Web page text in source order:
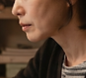
기많은 분들이 암 진단비는
하지만 실제 보험 약관을 들